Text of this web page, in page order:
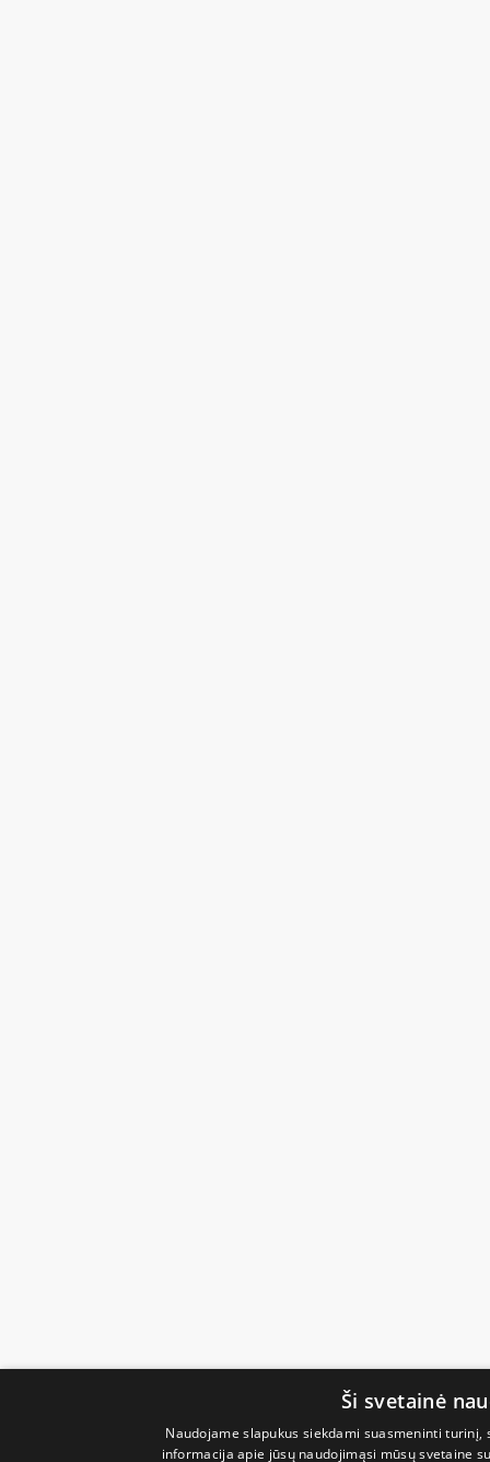
Ši svetainė
Naudojame slapukus siekdami suasmeninti
informacija apie jūsų naudojimąsi mūsų svetaine